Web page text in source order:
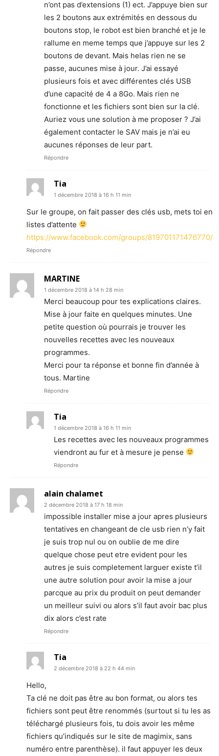
n’ont pas d’extensions (1) ect. J’appuye bien sur
les 2 boutons aux extrémités en dessous du
boutons stop, le robot est bien branché et je le
rallume en meme temps que j’appuye sur les 2
boutons de devant. Mais helas rien ne se
passe, aucunes mise à jour. J’ai essayé
plusieurs fois et avec différentes clés USB
d’une capacité de 4 a 8Go. Mais rien ne
fonctionne et les fichiers sont bien sur la clé.
Auriez vous une solution à me proposer ? J’ai
également contacter le SAV mais je n’ai eu
aucunes réponses de leur part.
Répondre
Tia
1 décembre 2018 à 16 h 11 min
Sur le groupe, on fait passer des clés usb, mets toi en
listes d’attente
https://www.facebook.com/groups/819701171476770/
Répondre
MARTINE
1 décembre 2018 à 14 h 28 min
Merci beaucoup pour tes explications claires.
Mise à jour faite en quelques minutes. Une
petite question où pourrais je trouver les
nouvelles recettes avec les nouveaux
programmes.
Merci pour ta réponse et bonne fin d’année à
tous. Martine
Répondre
Tia
1 décembre 2018 à 16 h 11 min
Les recettes avec les nouveaux programmes
viendront au fur et à mesure je pense
Répondre
alain chalamet
2 décembre 2018 à 17 h 18 min
impossible installer mise a jour apres plusieurs
tentatives en changeant de cle usb rien n’y fait
je suis trop nul ou on oublie de me dire
quelque chose peut etre evident pour les
autres je suis completement larguer existe t’il
une autre solution pour avoir la mise a jour
parcque au prix du produit on peut demander
un meilleur suivi ou alors s’il faut avoir bac plus
dix alors c’est rate
Répondre
Tia
2 décembre 2018 à 22 h 44 min
Hello,
Ta clé ne doit pas être au bon format, ou alors tes
fichiers sont peut être renommés (surtout si tu les as
téléchargé plusieurs fois, tu dois avoir les même
fichiers qu’indiqués sur le site de magimix, sans
numéro entre parenthèse). il faut appuyer les deux